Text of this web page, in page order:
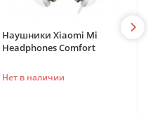
Наушники Xiaomi Mi
Headphones Comfort
Нет в наличии